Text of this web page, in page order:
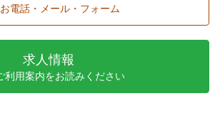
お電話・メール・フォーム
求人情報
利用案内をお読みください